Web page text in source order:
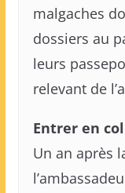
malgaches
dossiers au
leurs
relevant de
Entrer en
Un an après